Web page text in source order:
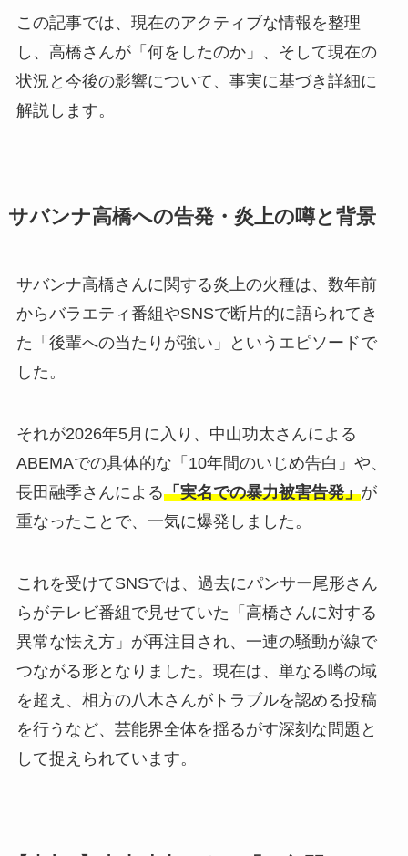
この記事では、現在のアクティブな情報を整理
し、高橋さんが「何をしたのか」、そして現在の
状況と今後の影響について、事実に基づき詳細に
解説します。
サバンナ高橋への告発・炎上の噂と背景
サバンナ高橋さんに関する炎上の火種は、数年前
からバラエティ番組やSNSで断片的に語られてき
た「後輩への当たりが強い」というエピソードで
した。
それが2026年5月に入り、中山功太さんによる
ABEMAでの具体的な「10年間のいじめ告白」や、
長田融季さんによる「実名での暴力被害告発」が
重なったことで、一気に爆発しました。
これを受けてSNSでは、過去にパンサー尾形さん
らがテレビ番組で見せていた「高橋さんに対する
異常な怯え方」が再注目され、一連の騒動が線で
つながる形となりました。現在は、単なる噂の域
を超え、相方の八木さんがトラブルを認める投稿
を行うなど、芸能界全体を揺るがす深刻な問題と
して捉えられています。